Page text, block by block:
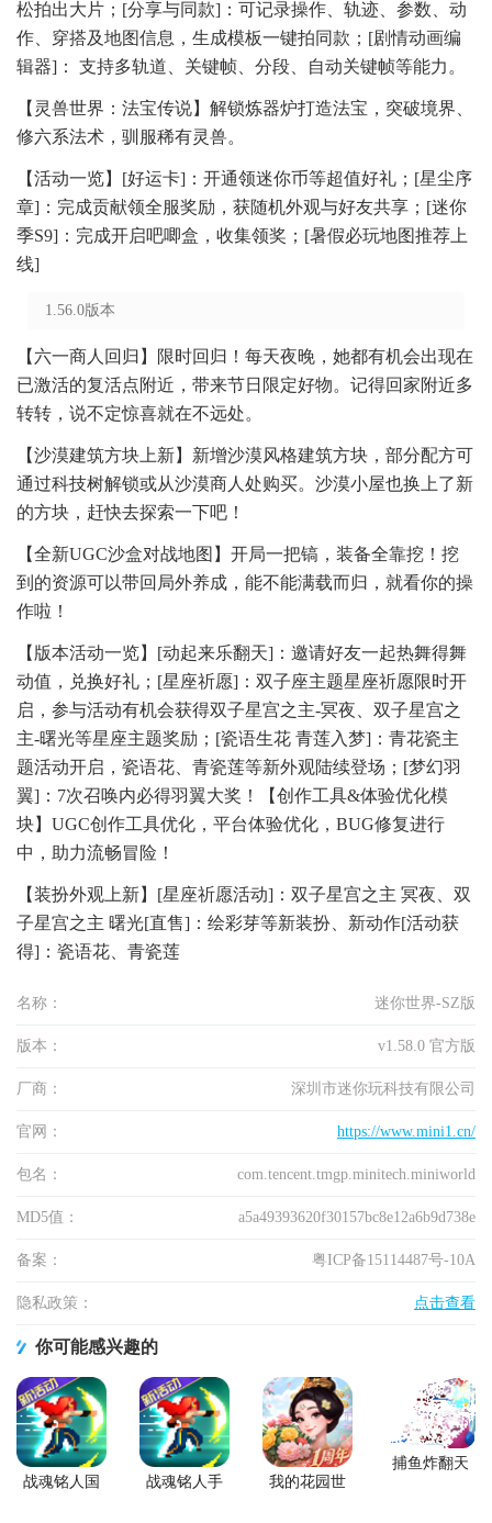
松拍出大片；[分享与同款]：可记录操作、轨迹、参数、动
作、穿搭及地图信息，生成模板一键拍同款；[剧情动画编
辑器]： 支持多轨道、关键帧、分段、自动关键帧等能力。
【灵兽世界：法宝传说】解锁炼器炉打造法宝，突破境界、
修六系法术，驯服稀有灵兽。
【活动一览】[好运卡]：开通领迷你币等超值好礼；[星尘序
章]：完成贡献领全服奖励，获随机外观与好友共享；[迷你
季S9]：完成开启吧唧盒，收集领奖；[暑假必玩地图推荐上
线]
1.56.0版本
【六一商人回归】限时回归！每天夜晚，她都有机会出现在
已激活的复活点附近，带来节日限定好物。记得回家附近多
转转，说不定惊喜就在不远处。
【沙漠建筑方块上新】新增沙漠风格建筑方块，部分配方可
通过科技树解锁或从沙漠商人处购买。沙漠小屋也换上了新
的方块，赶快去探索一下吧！
【全新UGC沙盒对战地图】开局一把镐，装备全靠挖！挖
到的资源可以带回局外养成，能不能满载而归，就看你的操
作啦！
【版本活动一览】[动起来乐翻天]：邀请好友一起热舞得舞
动值，兑换好礼；[星座祈愿]：双子座主题星座祈愿限时开
启，参与活动有机会获得双子星宫之主-冥夜、双子星宫之
主-曙光等星座主题奖励；[瓷语生花 青莲入梦]：青花瓷主
题活动开启，瓷语花、青瓷莲等新外观陆续登场；[梦幻羽
翼]：7次召唤内必得羽翼大奖！【创作工具&体验优化模
块】UGC创作工具优化，平台体验优化，BUG修复进行
中，助力流畅冒险！
【装扮外观上新】[星座祈愿活动]：双子星宫之主 冥夜、双
子星宫之主 曙光[直售]：绘彩芽等新装扮、新动作[活动获
得]：瓷语花、青瓷莲
名称： 迷你世界-SZ版
版本： v1.58.0 官方版
厂商： 深圳市迷你玩科技有限公司
官网： https://www.mini1.cn/
包名： com.tencent.tmgp.minitech.miniworld
MD5值： a5a49393620f30157bc8e12a6b9d738e
备案： 粤ICP备15114487号-10A
隐私政策： 点击查看
你可能感兴趣的
战魂铭人国
战魂铭人手
我的花园世
捕鱼炸翻天